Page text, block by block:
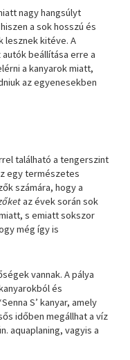
nagy hangsúlyt
a sok hosszú és
lesznek kitéve. A
beállítása erre a
a kanyarok miatt,
az egyenesekben
található a tengerszint
egy természetes
számára, hogy a
az évek során sok
s emiatt sokszor
még így is
vannak. A pálya
és
S’ kanyar, amely
időben megállhat a víz
aquaplaning, vagyis a